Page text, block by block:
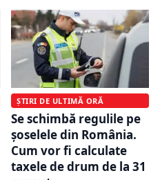
ȘTIRI DE ULTIMĂ ORĂ
Se schimbă regulile pe
șoselele din România.
Cum vor fi calculate
taxele de drum de la 31